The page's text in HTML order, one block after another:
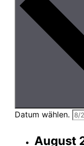
Datum wählen.
August